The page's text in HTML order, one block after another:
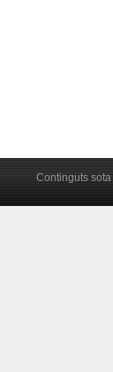
Continguts sota